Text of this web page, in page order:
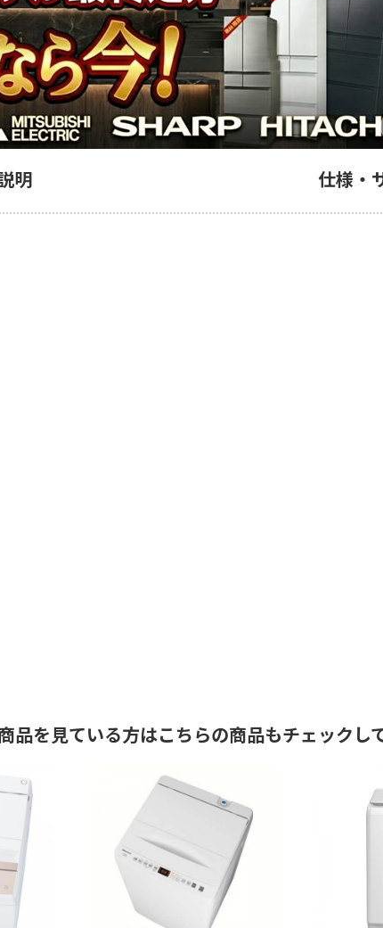
明 仕様・
品を見ている方はこちらの商品もチェックし